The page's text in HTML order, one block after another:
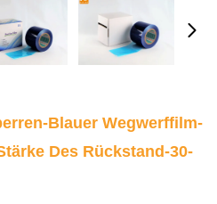
Blauer Wegwerffilm-
Des Rückstand-30-